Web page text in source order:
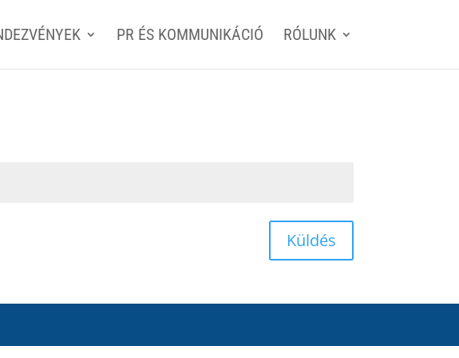
PR ÉS KOMMUNIKÁCIÓ RÓLUNK
Küldés